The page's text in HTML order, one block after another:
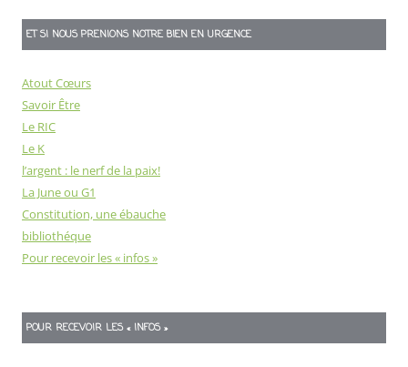
ET SI NOUS PRENIONS NOTRE BIEN EN URGENCE
Atout Cœurs
Savoir Être
Le RIC
Le K
l’argent : le nerf de la paix!
La June ou G1
Constitution, une ébauche
bibliothéque
Pour recevoir les « infos »
POUR RECEVOIR LES « INFOS »